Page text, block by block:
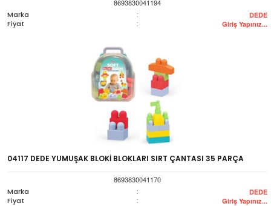
8693830041194
Marka
: DEDE
Fiyat : Giriş Yapınız...
04117 DEDE YUMUŞAK BLOKİ BLOKLARI SIRT ÇANTASI 35 PARÇA
8693830041170
Marka
: DEDE
Fiyat : Giriş Yapınız...